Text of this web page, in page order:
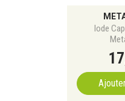
Iode
17